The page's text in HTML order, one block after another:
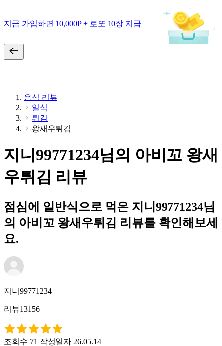
지금 가입하면 10,000P + 로또 10장 지급
음식 리뷰
일식
튀김
왕새우튀김
지니99771234님의 아비꼬 왕새
우튀김 리뷰
점심에 일반식으로 먹은 지니99771234님
의 아비꼬 왕새우튀김 리뷰를 확인해보세
요.
지니99771234
리뷰13156
조회수 71 작성일자 26.05.14